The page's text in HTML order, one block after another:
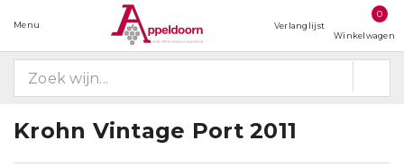
Menu Verlanglijst
0
Winkelwagen
Krohn Vintage Port 2011